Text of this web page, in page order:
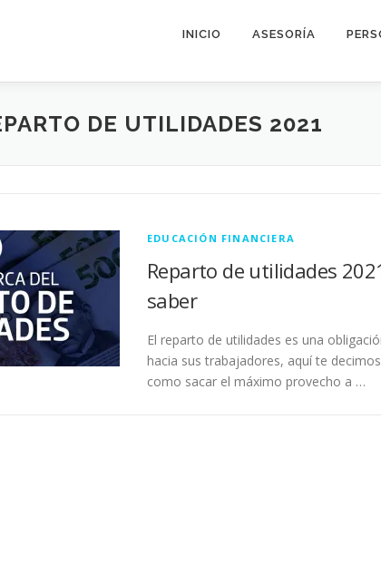
INICIO ASESORÍA
DE UTILIDADES 2021
EDUCACIÓN FINANCIERA
Reparto de utilidades
saber
El reparto de utilidades es una
hacia sus trabajadores, aquí te
como sacar el máximo provecho a …